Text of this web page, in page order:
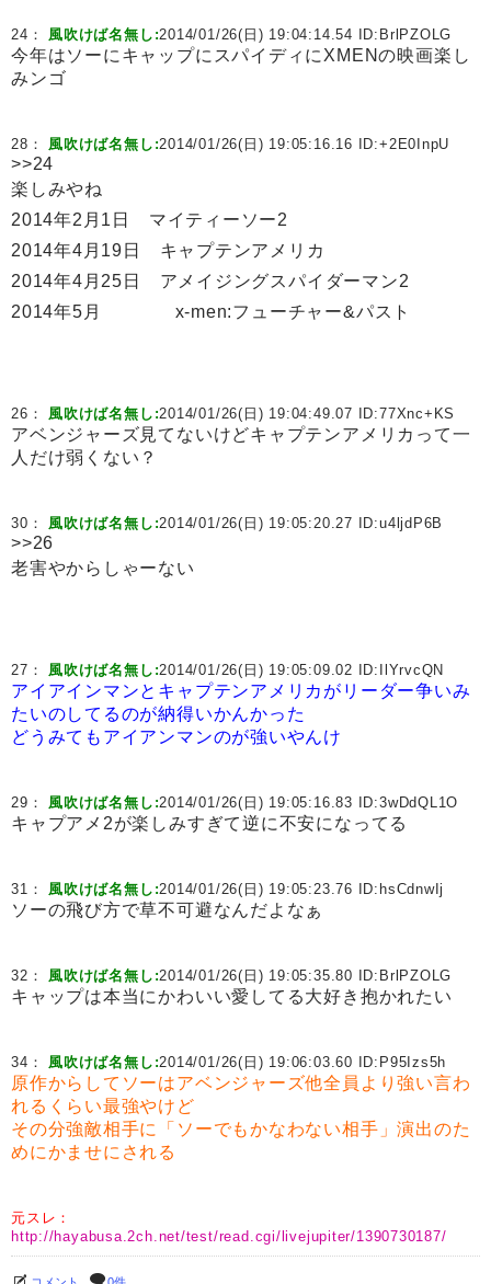
24： 風吹けば名無し:2014/01/26(日) 19:04:14.54 ID: BrlPZOLG
今年はソーにキャップにスパイディにXMENの映画楽し
みンゴ
28： 風吹けば名無し:2014/01/26(日) 19:05:16.16 ID:+2E0InpU
>>24
楽しみやね
2014年2月1日 マイティーソー2
2014年4月19日 キャプテンアメリカ
2014年4月25日 アメイジングスパイダーマン2
2014年5月 x-men:フューチャー&パスト
26： 風吹けば名無し:2014/01/26(日) 19:04:49.07 ID:77Xnc+KS
アベンジャーズ見てないけどキャプテンアメリカって一
人だけ弱くない？
30： 風吹けば名無し:2014/01/26(日) 19:05:20.27 ID:u4ljdP6B
>>26
老害やからしゃーない
27： 風吹けば名無し:2014/01/26(日) 19:05:09.02 ID: IlYrvcQN
アイアインマンとキャプテンアメリカがリーダー争いみ
たいのしてるのが納得いかんかった
どうみてもアイアンマンのが強いやんけ
29： 風吹けば名無し:2014/01/26(日) 19:05:16.83 ID:3wDdQL1O
キャプアメ2が楽しみすぎて逆に不安になってる
31： 風吹けば名無し:2014/01/26(日) 19:05:23.76 ID: hsCdnwIj
ソーの飛び方で草不可避なんだよなぁ
32： 風吹けば名無し:2014/01/26(日) 19:05:35.80 ID: BrlPZOLG
キャップは本当にかわいい愛してる大好き抱かれたい
34： 風吹けば名無し:2014/01/26(日) 19:06:03.60 ID: P95Izs5h
原作からしてソーはアベンジャーズ他全員より強い言わ
れるくらい最強やけど
その分強敵相手に「ソーでもかなわない相手」演出のた
めにかませにされる
元スレ：
http://hayabusa.2ch.net/test/read.cgi/livejupiter/1390730187/